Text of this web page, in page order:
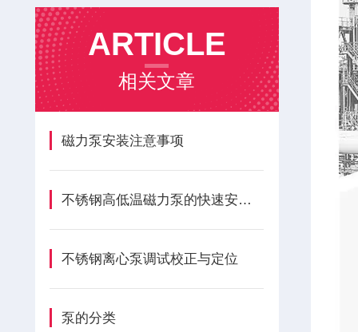
ARTICLE
相关文章
磁力泵安装注意事项
不锈钢高低温磁力泵的快速安装方法
不锈钢离心泵调试校正与定位
泵的分类